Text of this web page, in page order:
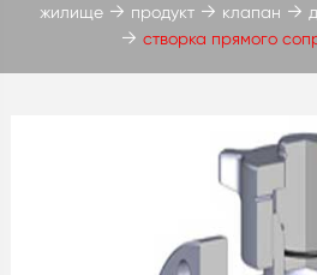
жилище продукт клапан
створка прямого